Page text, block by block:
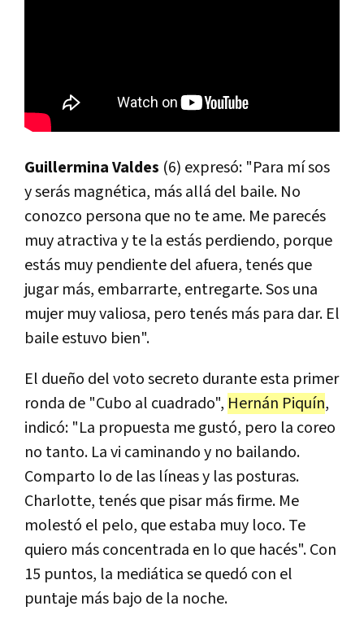
Guillermina Valdes (6) expresó: "Para mí sos
y serás magnética, más allá del baile. No
conozco persona que no te ame. Me parecés
muy atractiva y te la estás perdiendo, porque
estás muy pendiente del afuera, tenés que
jugar más, embarrarte, entregarte. Sos una
mujer muy valiosa, pero tenés más para dar. El
baile estuvo bien".
El dueño del voto secreto durante esta primer
ronda de "Cubo al cuadrado", Hernán Piquín,
indicó: "La propuesta me gustó, pero la coreo
no tanto. La vi caminando y no bailando.
Comparto lo de las líneas y las posturas.
Charlotte, tenés que pisar más firme. Me
molestó el pelo, que estaba muy loco. Te
quiero más concentrada en lo que hacés". Con
15 puntos, la mediática se quedó con el
puntaje más bajo de la noche.